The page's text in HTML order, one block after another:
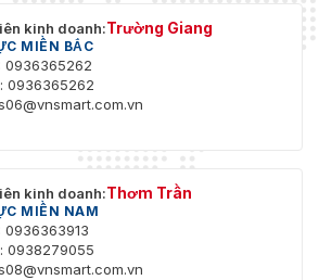
kinh doanh:Trường Giang
MIỀN BẮC
0936365262
0936365262
kinh doanh:Thơm Trần
MIỀN NAM
0936363913
0938279055